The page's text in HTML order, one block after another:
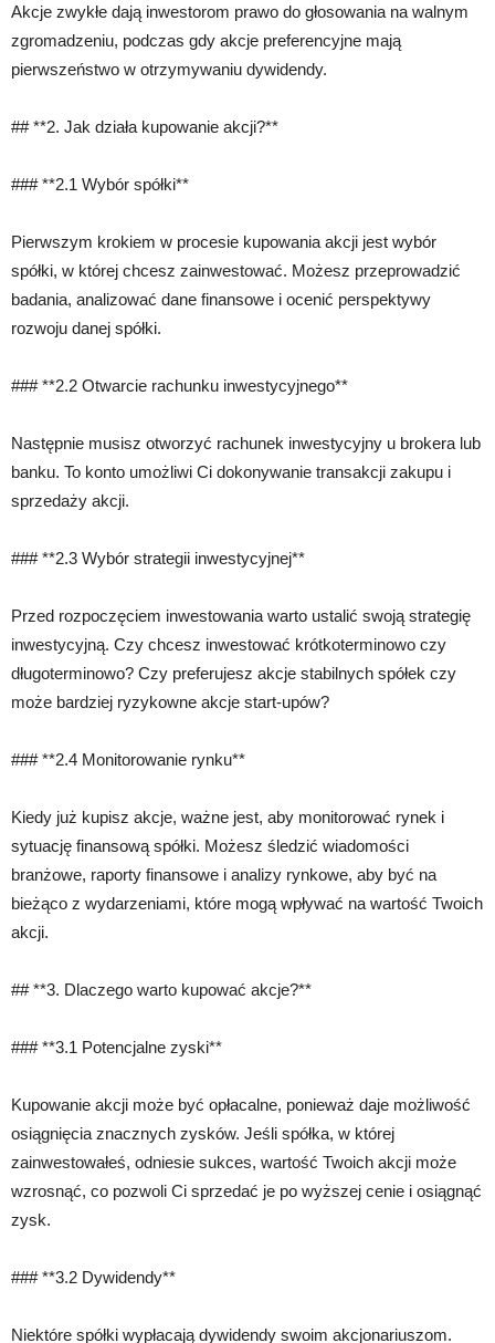
Akcje zwykłe dają inwestorom prawo do głosowania na walnym
zgromadzeniu, podczas gdy akcje preferencyjne mają
pierwszeństwo w otrzymywaniu dywidendy.
## **2. Jak działa kupowanie akcji?**
### **2.1 Wybór spółki**
Pierwszym krokiem w procesie kupowania akcji jest wybór
spółki, w której chcesz zainwestować. Możesz przeprowadzić
badania, analizować dane finansowe i ocenić perspektywy
rozwoju danej spółki.
### **2.2 Otwarcie rachunku inwestycyjnego**
Następnie musisz otworzyć rachunek inwestycyjny u brokera lub
banku. To konto umożliwi Ci dokonywanie transakcji zakupu i
sprzedaży akcji.
### **2.3 Wybór strategii inwestycyjnej**
Przed rozpoczęciem inwestowania warto ustalić swoją strategię
inwestycyjną. Czy chcesz inwestować krótkoterminowo czy
długoterminowo? Czy preferujesz akcje stabilnych spółek czy
może bardziej ryzykowne akcje start-upów?
### **2.4 Monitorowanie rynku**
Kiedy już kupisz akcje, ważne jest, aby monitorować rynek i
sytuację finansową spółki. Możesz śledzić wiadomości
branżowe, raporty finansowe i analizy rynkowe, aby być na
bieżąco z wydarzeniami, które mogą wpływać na wartość Twoich
akcji.
## **3. Dlaczego warto kupować akcje?**
### **3.1 Potencjalne zyski**
Kupowanie akcji może być opłacalne, ponieważ daje możliwość
osiągnięcia znacznych zysków. Jeśli spółka, w której
zainwestowałeś, odniesie sukces, wartość Twoich akcji może
wzrosnąć, co pozwoli Ci sprzedać je po wyższej cenie i osiągnąć
zysk.
### **3.2 Dywidendy**
Niektóre spółki wypłacają dywidendy swoim akcjonariuszom.